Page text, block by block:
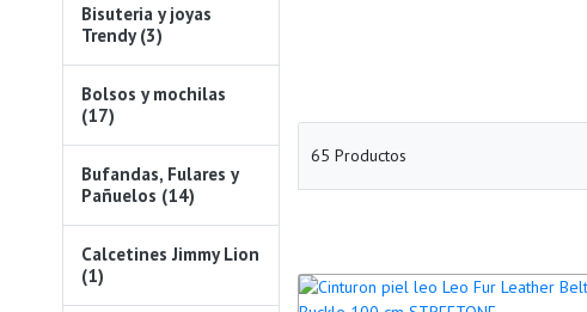
Bisuteria y joyas
Trendy (3)
Bolsos y mochilas
(17)
Bufandas, Fulares y
Pañuelos (14)
Calcetines Jimmy Lion
(1)
65 Productos